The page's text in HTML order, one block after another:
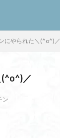
にやられた＼(^o^)／
(^o^)／
ン